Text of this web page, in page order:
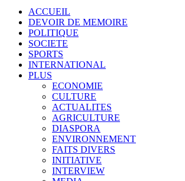
ACCUEIL
DEVOIR DE MEMOIRE
POLITIQUE
SOCIETE
SPORTS
INTERNATIONAL
PLUS
ECONOMIE
CULTURE
ACTUALITES
AGRICULTURE
DIASPORA
ENVIRONNEMENT
FAITS DIVERS
INITIATIVE
INTERVIEW